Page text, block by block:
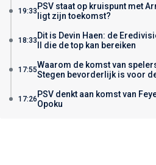
19:33 PSV staat op kruispunt met
ligt zijn toekomst?
18:33 Dit is Devin Haen: de
II die de top kan bereiken
17:55Waarom de komst van
Stegen bevorderlijk is voor
17:26 PSV denkt aan komst van
Opoku